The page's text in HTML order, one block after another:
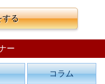
する
ー
コラム